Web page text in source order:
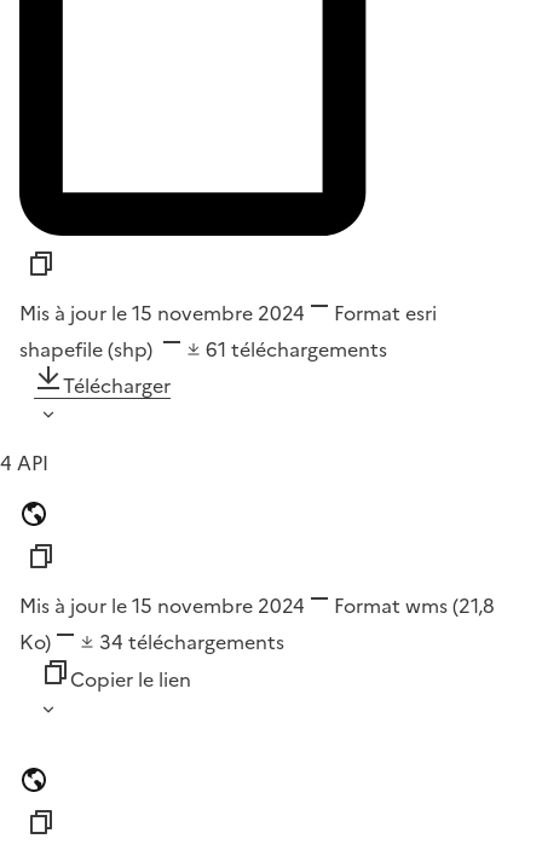
Mis à jour le 15 novembre 2024 Format esri
shapefile (shp)
61 téléchargements
Télécharger
4 API
Mis à jour le 15 novembre 2024 Format wms(21,8
Ko)
34 téléchargements
Copier le lien